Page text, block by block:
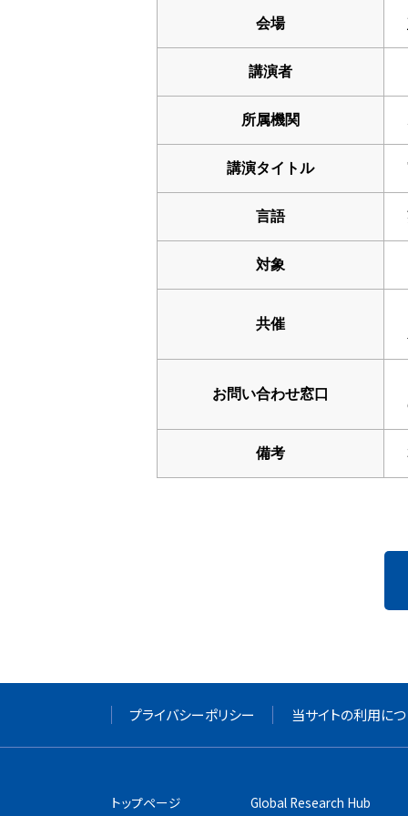
会場
講演者
所属機関
講演タイトル
言語
対象
共催
お問い合わせ窓口
備考
プライバシーポリシー 当サイトの利用に
トップページ Global Research Hub